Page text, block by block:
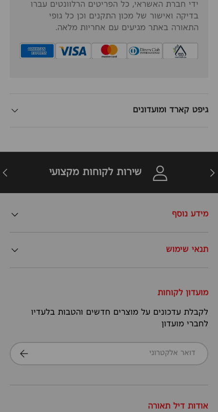
ידי חברת האשראי, כל הפריטים הרלוונטים עברו
בדיקה ואישור של מכון התקנים וכן כל גופי
התאורה באתר מגיעים עם אחריות מלאה.
גיפט קארד ומועדונים
חזרה שירות לקוחות מקצועי
מידע נוסף
תנאי שימוש
מועדון לקוחות
לקבלת עדכונים על מוצרים חדשים והטבות בלעדיו
לחברי מועדון
דואר אלקטרוני
הרשמה
אודות דיל תאורה